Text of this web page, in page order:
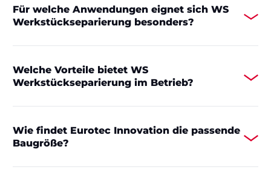
Für welche Anwendungen eignet sich WS
Werkstückseparierung besonders?
Welche Vorteile bietet WS
Werkstückseparierung im Betrieb?
Wie findet Eurotec Innovation die passende
Baugröße?